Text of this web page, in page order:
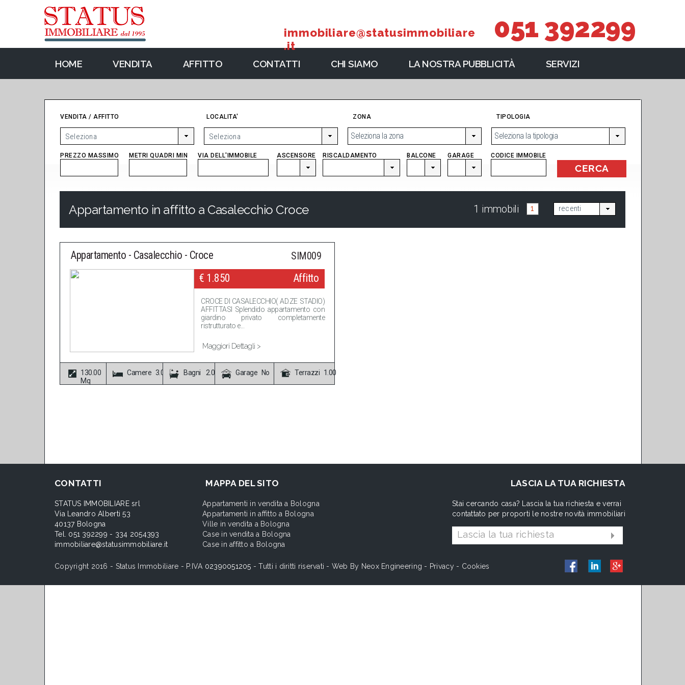
Appartamento in affitto a Casalecchio Croce
Appartamento - Casalecchio - Croce SIM009
€ 1.850 Affitto
CROCE DI CASALECCHIO( AD.ZE STADIO)
AFFITTASI Splendido appartamento con
giardino privato completamente
ristrutturato e...
Maggiori Dettagli >
130.00
Mq
Camere 3.00 Bagni 2.00 Garage No Terrazzi 1.00
1
1 immobili
VENDITA / AFFITTO LOCALITA' ZONA TIPOLOGIA
Seleziona la zona Seleziona la tipologia
PREZZO MASSIMO METRI QUADRI MIN VIA DELL'IMMOBILE ASCENSORE RISCALDAMENTO BALCONE GARAGE CODICE IMMOBILE
HOME VENDITA AFFITTO CONTATTI CHI SIAMO LA NOSTRA PUBBLICITÀ SERVIZI
immobiliare@statusimmobiliare
.it
051 392299
CONTATTI MAPPA DEL SITO LASCIA LA TUA RICHIESTA
STATUS IMMOBILIARE srl
Via Leandro Alberti 53
40137 Bologna
Tel. 051 392299 - 334 2054393
immobiliare@statusimmobiliare.it
Appartamenti in vendita a Bologna
Appartamenti in affitto a Bologna
Ville in vendita a Bologna
Case in vendita a Bologna
Case in affitto a Bologna
Stai cercando casa? Lascia la tua richiesta e verrai
contattato per proporti le nostre novità immobiliari
Lascia la tua richiesta
Copyright 2016 - Status Immobiliare - P.IVA 02390051205 - Tutti i diritti riservati - Web By Neox Engineering - Privacy- Cookies